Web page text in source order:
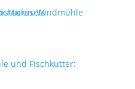
und Fischkutter: